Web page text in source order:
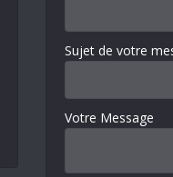
Sujet de votre
Votre Message